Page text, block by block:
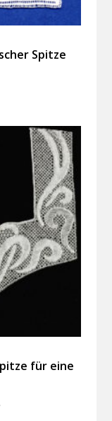
Spitze
für eine